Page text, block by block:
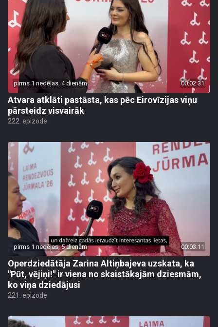
pirms 1 nedēļas, 4 dienām 00:02:31
Atvara atklāti pastāsta, kas pēc Eirovīzijas viņu
pārsteidz visvairāk
222. epizode
pirms 1 nedēļas, 5 dienām 00:03:11
Operdziedātāja Zarina Altiņbajeva uzskata, ka
"Pūt, vējiņi!" ir viena no skaistākajām dziesmām,
ko viņa dziedājusi
221. epizode